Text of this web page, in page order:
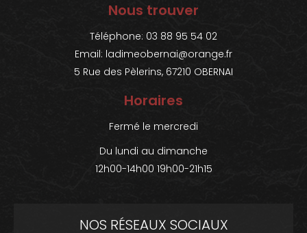
Nous trouver
Téléphone: 03 88 95 54 02
Email: ladimeobernai@orange.fr
5 Rue des Pèlerins, 67210 OBERNAI
Horaires
Fermé le mercredi
Du lundi au dimanche
12h00-14h00 19h00-21h15
NOS RÉSEAUX SOCIAUX